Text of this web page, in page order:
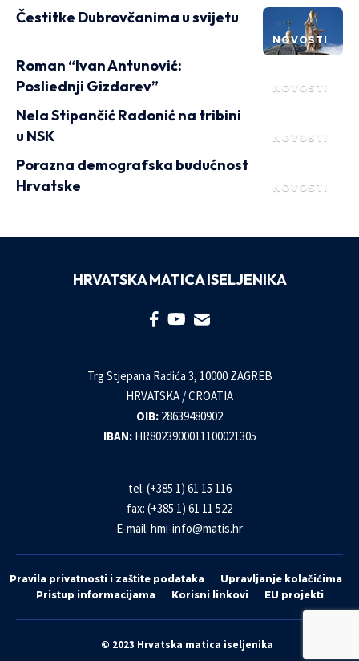
NOVOSTI
Čestitke Dubrovčanima u svijetu
NOVOSTI
Roman “Ivan Antunović:
Posliednji Gizdarev”
NOVOSTI
Nela Stipančić Radonić na tribini
u NSK
NOVOSTI
Porazna demografska budućnost
Hrvatske
HRVATSKA MATICA ISELJENIKA
Trg Stjepana Radića 3, 10000 ZAGREB
HRVATSKA / CROATIA
OIB: 28639480902
IBAN: HR8023900011100021305
tel: (+385 1) 61 15 116
fax: (+385 1) 61 11 522
E-mail: hmi-info@matis.hr
Pravila privatnosti i zaštite podataka
Upravljanje kolačićima
Pristup informacijama
Korisni linkovi EU projekti
© 2023 Hrvatska matica iseljenika